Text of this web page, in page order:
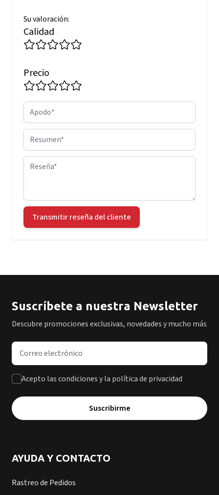
Su valoración:
Calidad
Precio
Apodo
Resumen
Reseña
Transmitir reseña del cliente
Suscríbete a nuestra Newsletter
Descubre promociones exclusivas, novedades y mucho más
Dirección de correo electrónico
Acepto las condiciones y la política de privacidad
Suscribirme
AYUDA Y CONTACTO
Rastreo de Pedidos